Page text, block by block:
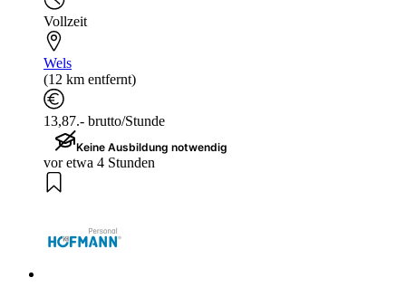
Vollzeit
Wels
(12 km entfernt)
13,87.- brutto/Stunde
Keine Ausbildung notwendig
vor etwa 4 Stunden